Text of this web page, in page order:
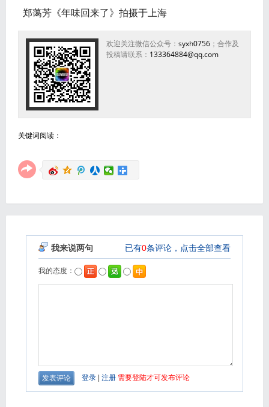
郑蔼芳《年味回来了》拍摄于上海
欢迎关注微信公众号： syxh0756；合作及
投稿请联系： 133364884@qq.com
关键词阅读：